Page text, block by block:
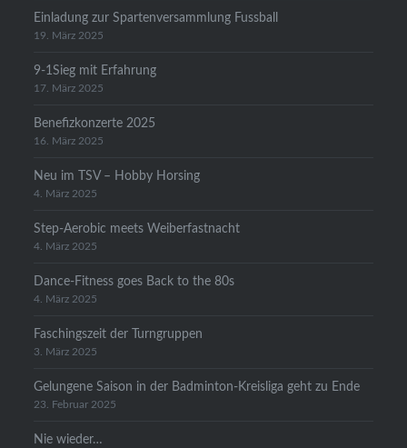
Einladung zur Spartenversammlung Fussball
19. März 2025
9-1Sieg mit Erfahrung
17. März 2025
Benefizkonzerte 2025
16. März 2025
Neu im TSV – Hobby Horsing
4. März 2025
Step-Aerobic meets Weiberfastnacht
4. März 2025
Dance-Fitness goes Back to the 80s
4. März 2025
Faschingszeit der Turngruppen
3. März 2025
Gelungene Saison in der Badminton-Kreisliga geht zu Ende
23. Februar 2025
Nie wieder…